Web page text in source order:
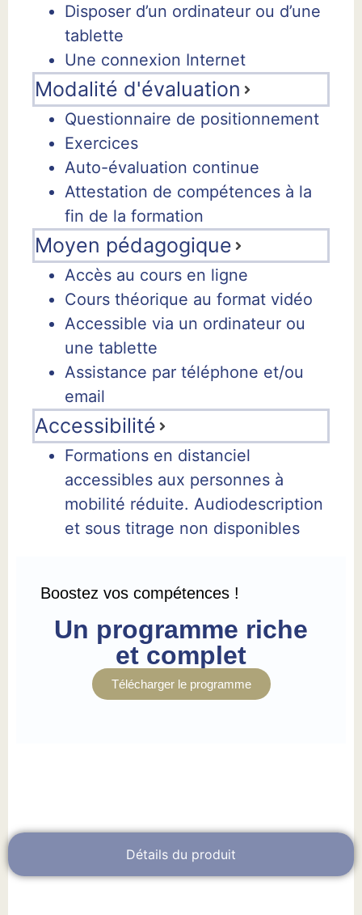
Détails du produit
Disposer d’un ordinateur ou d’une
tablette
Une connexion Internet
Modalité d'évaluation
Questionnaire de positionnement
Exercices
Auto-évaluation continue
Attestation de compétences à la
fin de la formation
Moyen pédagogique
Accès au cours en ligne
Cours théorique au format vidéo
Accessible via un ordinateur ou
une tablette
Assistance par téléphone et/ou
email
Accessibilité
Formations en distanciel
accessibles aux personnes à
mobilité réduite. Audiodescription
et sous titrage non disponibles
Boostez vos compétences !
Un programme riche
et complet
Télécharger le programme